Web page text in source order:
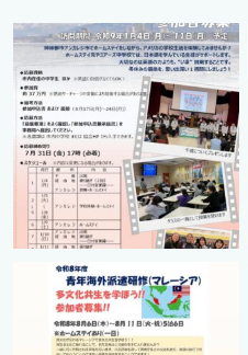
cts.international.friendship
7月 1
cts.international.friendship
2月 27